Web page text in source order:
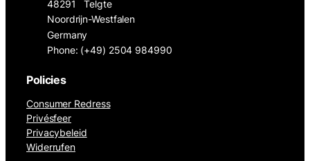
48291
Telgte
Noordrijn-Westfalen
Germany
Phone: (+49) 2504 984990
Policies
Consumer Redress
Privésfeer
Privacybeleid
Widerrufen